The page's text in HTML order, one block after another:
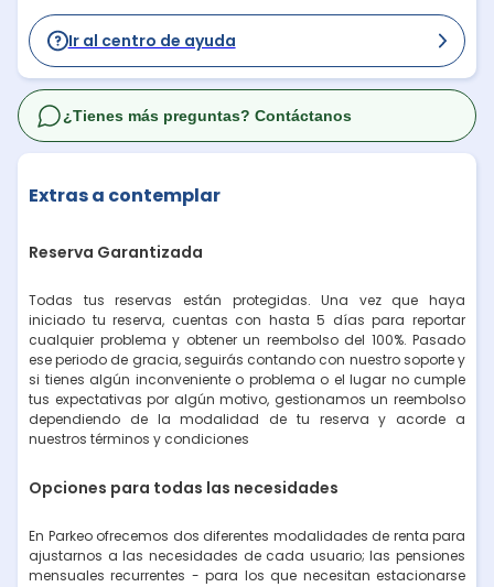
Ir al centro de ayuda
Extras a contemplar
Reserva Garantizada
Todas tus reservas están protegidas. Una vez que haya
iniciado tu reserva, cuentas con hasta 5 días para reportar
cualquier problema y obtener un reembolso del 100%. Pasado
ese periodo de gracia, seguirás contando con nuestro soporte y
si tienes algún inconveniente o problema o el lugar no cumple
tus expectativas por algún motivo, gestionamos un reembolso
dependiendo de la modalidad de tu reserva y acorde a
nuestros términos y condiciones
Opciones para todas las necesidades
En Parkeo ofrecemos dos diferentes modalidades de renta para
ajustarnos a las necesidades de cada usuario; las pensiones
mensuales recurrentes - para los que necesitan estacionarse
¿Tienes más preguntas? Contáctanos